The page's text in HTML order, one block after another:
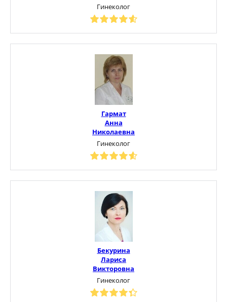
Гинеколог
Гармат
Анна
Николаевна
Гинеколог
Бекурина
Лариса
Викторовна
Гинеколог